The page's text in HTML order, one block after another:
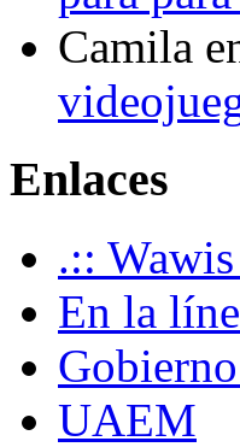
Camila
Enlaces
.::
En la
UAEM